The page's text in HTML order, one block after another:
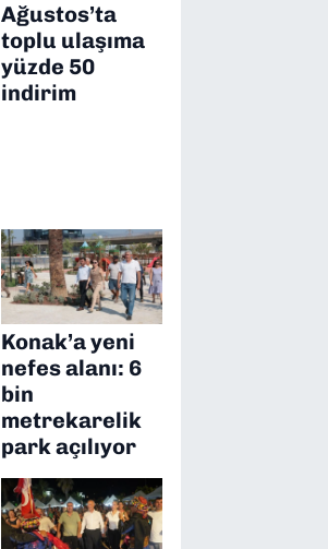
Ağustos’ta
toplu ulaşıma
yüzde 50
indirim
Konak’a yeni
nefes alanı: 6
bin
metrekarelik
park açılıyor